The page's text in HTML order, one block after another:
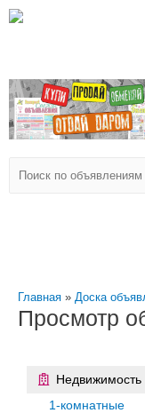
Главная Доска
Просмотр
Недвижимость
1-комнатные